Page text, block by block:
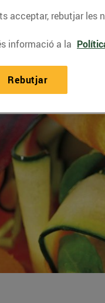
acceptar, rebutjar les
informació a la
Rebutjar